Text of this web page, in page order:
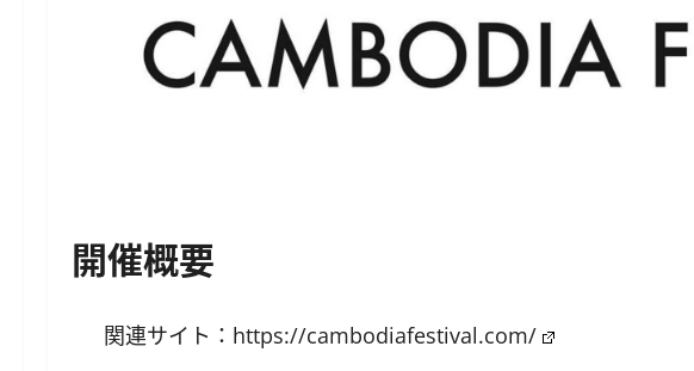
開催概要
関連サイト： https://cambodiafestival.com/